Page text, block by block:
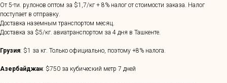
От 5-ти. рулонов оптом за $1,7/кг + 8% налог от стоимости заказа. Налог
поступает в отправку.
Доставка наземным транспортом месяц.
Доставка за $5/кг. авиатранспортом за 4 дня в Ташкенте.
Грузия: $1 за кг. Только официально, поэтому +8% налога.
Азербайджан: $750 за кубический метр 7 дней